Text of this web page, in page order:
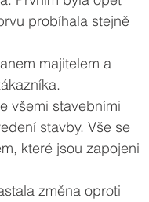
probíhala stejně
majitelem a
všemi stavebními
stavby. Vše se
které jsou zapojeni
změna oproti